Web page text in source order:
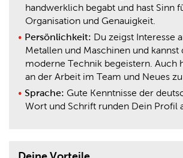
handwerklich begabt und hast Sinn
Organisation und Genauigkeit.
Persönlichkeit: Du zeigst Interesse
Metallen und Maschinen und kannst
moderne Technik begeistern. Auch
an der Arbeit im Team und Neues
Sprache: Gute Kenntnisse der
Wort und Schrift runden Dein Profil